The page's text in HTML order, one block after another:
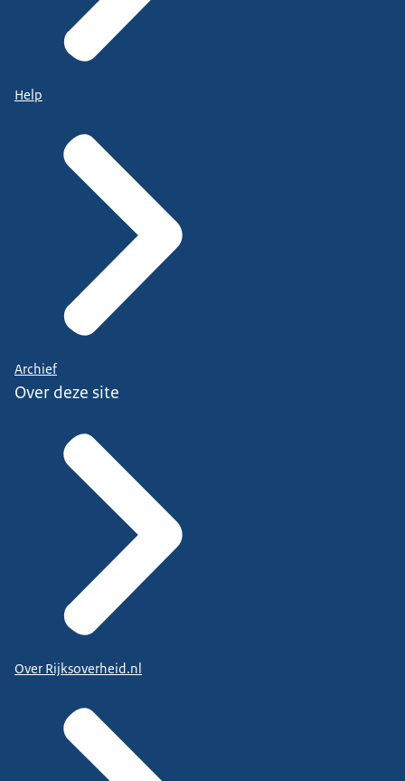
Help
Archief
Over deze site
Over Rijksoverheid.nl